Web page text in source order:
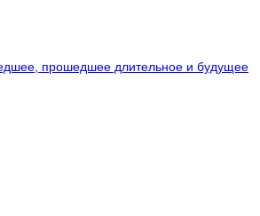
прошедшее длительное и будущее